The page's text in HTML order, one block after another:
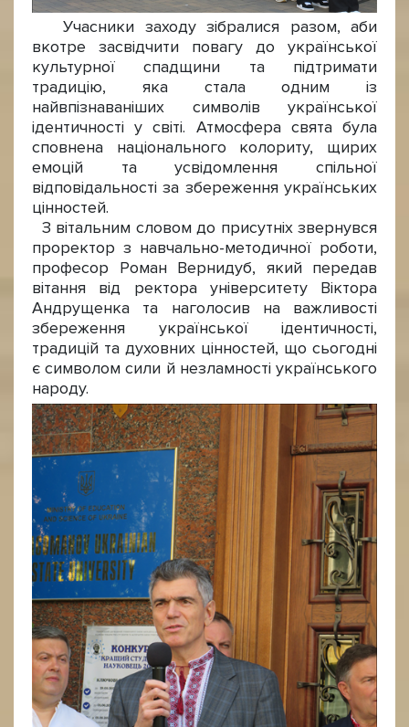
Учасники заходу зібралися разом, аби
вкотре засвідчити повагу до української
культурної спадщини та підтримати
традицію, яка стала одним із
найвпізнаваніших символів української
ідентичності у світі. Атмосфера свята була
сповнена національного колориту, щирих
емоцій та усвідомлення спільної
відповідальності за збереження українських
цінностей.
З вітальним словом до присутніх звернувся
проректор з навчально-методичної роботи,
професор Роман Вернидуб, який передав
вітання від ректора університету Віктора
Андрущенка та наголосив на важливості
збереження української ідентичності,
традицій та духовних цінностей, що сьогодні
є символом сили й незламності українського
народу.